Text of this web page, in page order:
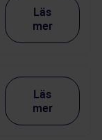
Läs
mer
Läs
mer